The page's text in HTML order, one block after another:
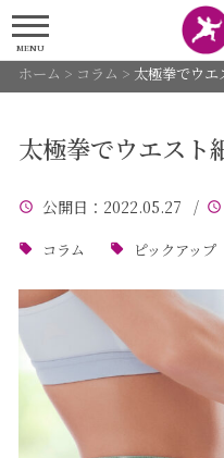
MENU
ホーム > コラム > 太極拳でウエ
太極拳でウエスト
公開日 ：2022.05.27 /
コラム ピックアップ